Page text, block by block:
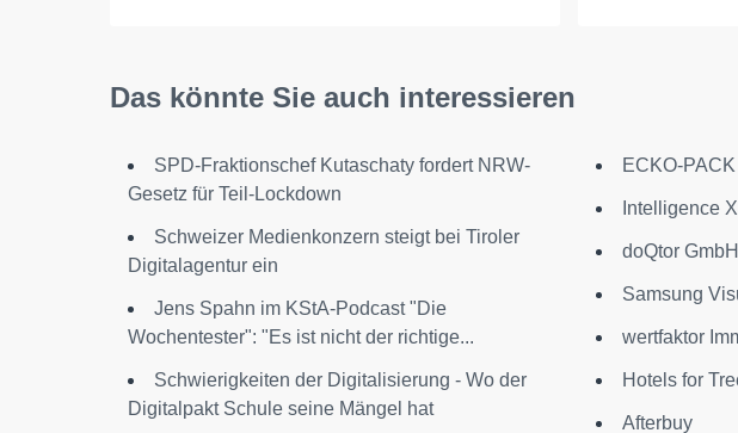
Das könnte Sie auch interessieren
SPD-Fraktionschef Kutaschaty fordert NRW-
Gesetz für Teil-Lockdown
Schweizer Medienkonzern steigt bei Tiroler
Digitalagentur ein
Jens Spahn im KStA-Podcast "Die
Wochentester": "Es ist nicht der richtige...
Schwierigkeiten der Digitalisierung - Wo der
Digitalpakt Schule seine Mängel hat
ECKO-PACK
Intelligence X
doQtor GmbH
Samsung
wertfaktor
Hotels for
Afterbuy